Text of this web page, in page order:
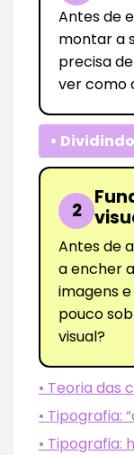
Antes de
montar a
precisa
ver como
•
2
Antes de
a encher
imagens
pouco
visual?
• Teoria das
• Tipografia:
• Tipografia: